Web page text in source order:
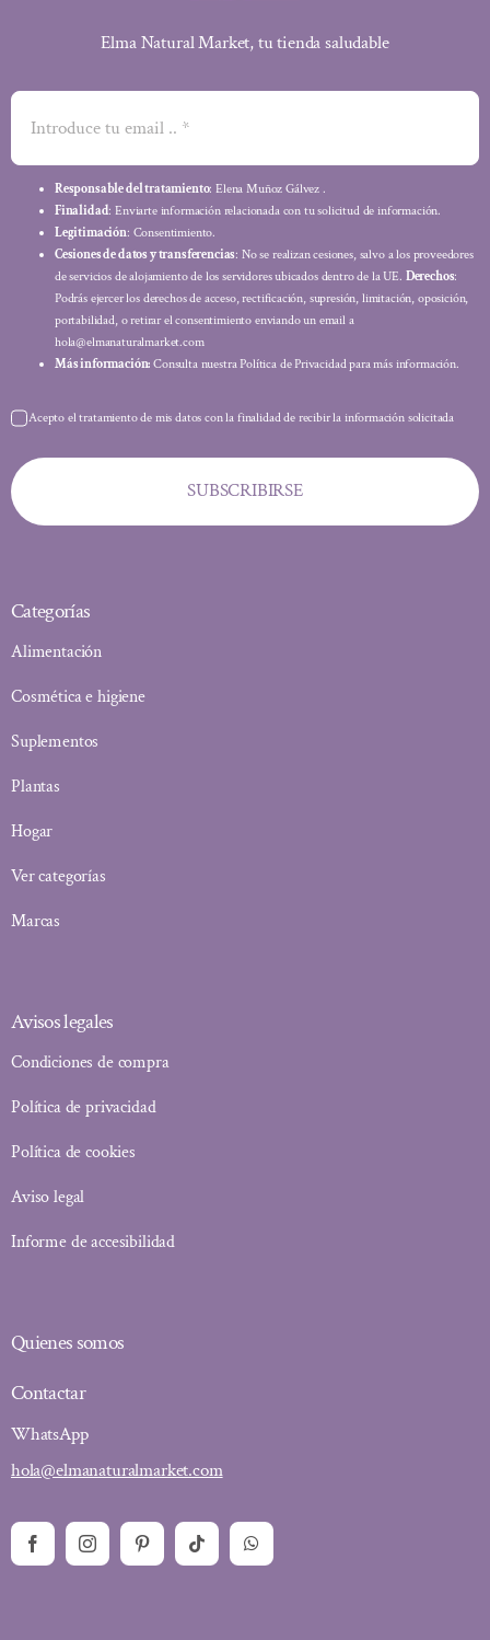
Elma Natural Market, tu tienda saludable
Responsable del tratamiento: Elena Muñoz Gálvez .
Finalidad: Enviarte información relacionada con tu solicitud de información.
Legitimación: Consentimiento.
Cesiones de datos y transferencias: No se realizan cesiones, salvo a los proveedores
de servicios de alojamiento de los servidores ubicados dentro de la UE. Derechos:
Podrás ejercer los derechos de acceso, rectificación, supresión, limitación, oposición,
portabilidad, o retirar el consentimiento enviando un email a
hola@elmanaturalmarket.com
Más información: Consulta nuestra Política de Privacidad para más información.
Acepto el tratamiento de mis datos con la finalidad de recibir la información solicitada
SUBSCRIBIRSE
Categorías
Alimentación
Cosmética e higiene
Suplementos
Plantas
Hogar
Ver categorías
Marcas
Avisos legales
Condiciones de compra
Política de privacidad
Política de cookies
Aviso legal
Informe de accesibilidad
Quienes somos
Contactar
WhatsApp
hola@elmanaturalmarket.com